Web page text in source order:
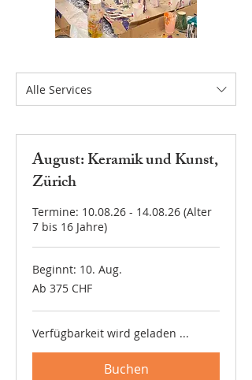
Alle Services
August: Keramik und Kunst,
Zürich
Termine: 10.08.26 - 14.08.26 (Alter
7 bis 16 Jahre)
Beginnt: 10. Aug.
Ab
375
Franken
Ab 375 CHF
Verfügbarkeit wird geladen ...
Buchen